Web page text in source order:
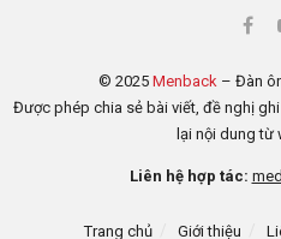
© 2025 Menback– Đàn
Được phép chia sẻ bài viết, đề nghị
lại nội dung từ
Liên hệ hợp tác:
Trang chủ Giới thiệu